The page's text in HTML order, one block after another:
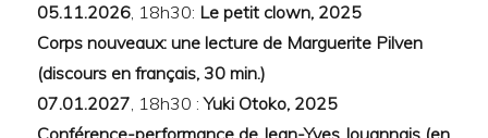
05.11.2026, 18h30: Le petit clown, 2025
Corps nouveaux: une lecture de Marguerite Pilven
(discours en français, 30 min.)
07.01.2027, 18h30 :Yuki Otoko, 2025